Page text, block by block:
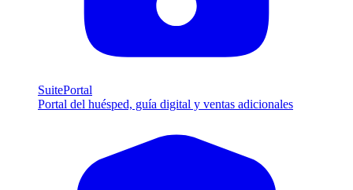
SuitePortal
Portal del huésped, guía digital y ventas adicionales